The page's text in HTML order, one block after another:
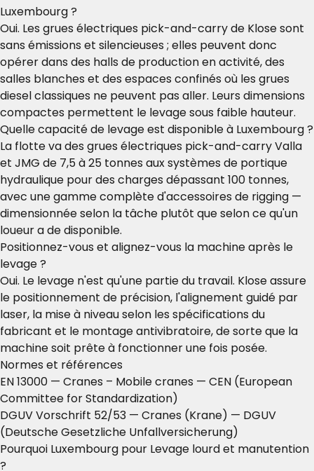
Luxembourg ?
Oui. Les grues électriques pick-and-carry de Klose sont
sans émissions et silencieuses ; elles peuvent donc
opérer dans des halls de production en activité, des
salles blanches et des espaces confinés où les grues
diesel classiques ne peuvent pas aller. Leurs dimensions
compactes permettent le levage sous faible hauteur.
Quelle capacité de levage est disponible à Luxembourg ?
La flotte va des grues électriques pick-and-carry Valla
et JMG de 7,5 à 25 tonnes aux systèmes de portique
hydraulique pour des charges dépassant 100 tonnes,
avec une gamme complète d'accessoires de rigging —
dimensionnée selon la tâche plutôt que selon ce qu'un
loueur a de disponible.
Positionnez-vous et alignez-vous la machine après le
levage ?
Oui. Le levage n'est qu'une partie du travail. Klose assure
le positionnement de précision, l'alignement guidé par
laser, la mise à niveau selon les spécifications du
fabricant et le montage antivibratoire, de sorte que la
machine soit prête à fonctionner une fois posée.
Normes et références
EN 13000 — Cranes – Mobile cranes — CEN (European
Committee for Standardization)
DGUV Vorschrift 52/53 — Cranes (Krane) — DGUV
(Deutsche Gesetzliche Unfallversicherung)
Pourquoi Luxembourg pour Levage lourd et manutention
?